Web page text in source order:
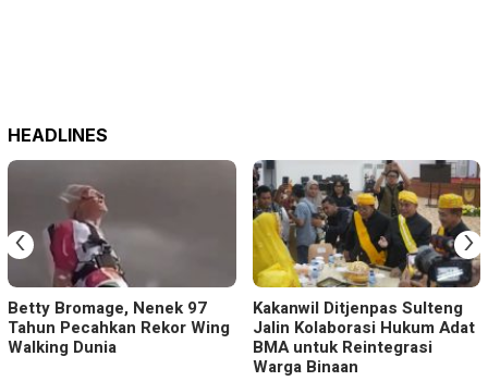
HEADLINES
Betty Bromage, Nenek 97
Tahun Pecahkan Rekor Wing
Walking Dunia
Kakanwil Ditjenpas Sulteng
Jalin Kolaborasi Hukum Adat
BMA untuk Reintegrasi
Warga Binaan
‹ ›